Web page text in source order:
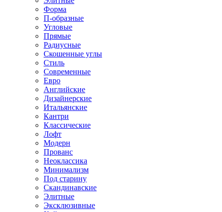
Форма
П-образные
Угловые
Прямые
Радиусные
Скошенные углы
Стиль
Современные
Евро
Английские
Дизайнерские
Итальянские
Кантри
Классические
Лофт
Модерн
Прованс
Неоклассика
Минимализм
Под старину
Скандинавские
Элитные
Эксклюзивные